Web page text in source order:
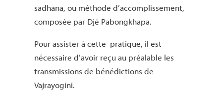
sadhana, ou méthode d’accomplissement,
composée par Djé Pabongkhapa.
Pour assister à cette pratique, il est
nécessaire d’avoir reçu au préalable les
transmissions de bénédictions de
Vajrayogini.